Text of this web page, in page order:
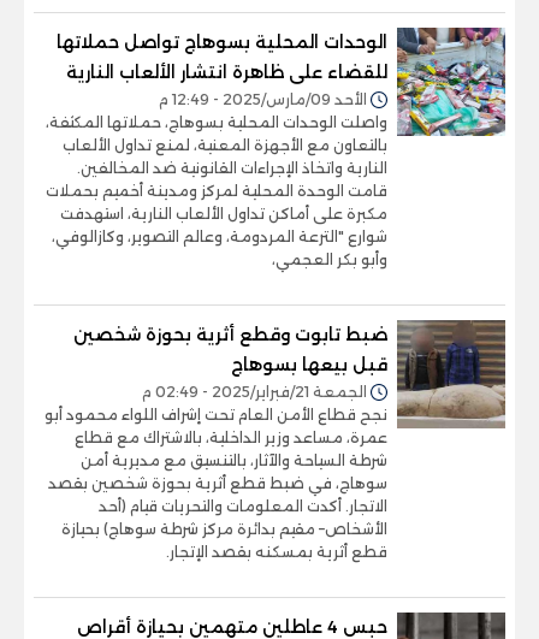
الوحدات المحلية بسوهاج تواصل حملاتها
للقضاء على ظاهرة انتشار الألعاب النارية
الأحد 09/مارس/2025 - 12:49 م
واصلت الوحدات المحلية بسوهاج، حملاتها المكثفة،
بالتعاون مع الأجهزة المعنية، لمنع تداول الألعاب
النارية واتخاذ الإجراءات القانونية ضد المخالفين.
قامت الوحدة المحلية لمركز ومدينة أخميم بحملات
مكبرة على أماكن تداول الألعاب النارية، استهدفت
شوارع "الترعة المردومة، وعالم التصوير، وكازالوفي،
وأبو بكر العجمي،
ضبط تابوت وقطع أثرية بحوزة شخصين
قبل بيعها بسوهاج
الجمعة 21/فبراير/2025 - 02:49 م
نجح قطاع الأمن العام تحت إشراف اللواء محمود أبو
عمرة، مساعد وزير الداخلية، بالاشتراك مع قطاع
شرطة السياحة والآثار، بالتنسيق مع مديرية أمن
سوهاج، في ضبط قطع أثرية بحوزة شخصين بقصد
الاتجار. أكدت المعلومات والتحريات قيام (أحد
الأشخاص– مقيم بدائرة مركز شرطة سوهاج) بحيازة
قطع أثرية بمسكنه بقصد الإتجار.
حبس 4 عاطلين متهمين بحيازة أقراص